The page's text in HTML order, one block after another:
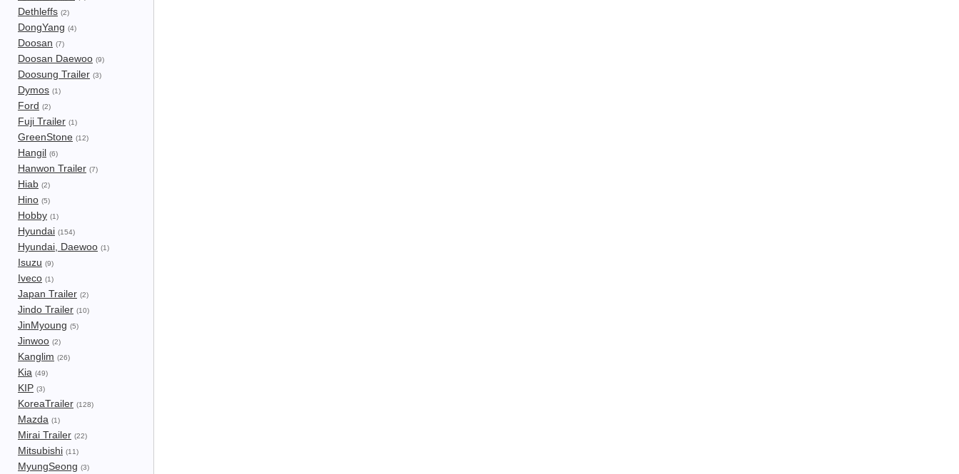
Dethleffs (2)
DongYang (4)
Doosan (7)
Doosan Daewoo (9)
Doosung Trailer (3)
Dymos (1)
Ford (2)
Fuji Trailer (1)
GreenStone (12)
Hangil (6)
Hanwon Trailer (7)
Hiab (2)
Hino (5)
Hobby (1)
Hyundai (154)
Hyundai, Daewoo (1)
Isuzu (9)
Iveco (1)
Japan Trailer (2)
Jindo Trailer (10)
JinMyoung (5)
Jinwoo (2)
Kanglim (26)
Kia (49)
KIP (3)
KoreaTrailer (128)
Mazda (1)
Mirai Trailer (22)
Mitsubishi (11)
MyungSeong (3)